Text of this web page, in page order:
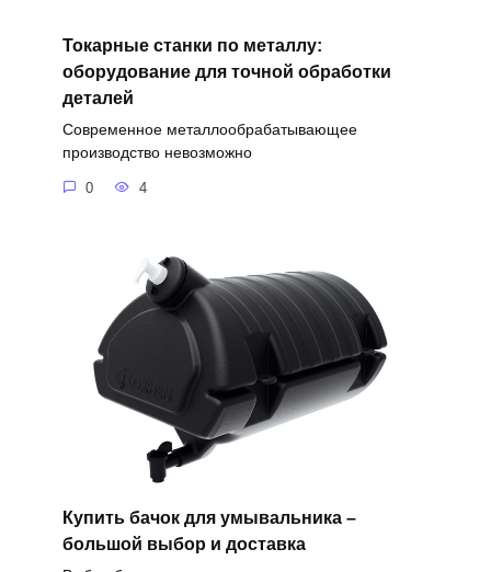
Токарные станки по металлу:
оборудование для точной обработки
деталей
Современное металлообрабатывающее
производство невозможно
0 4
Купить бачок для умывальника –
большой выбор и доставка